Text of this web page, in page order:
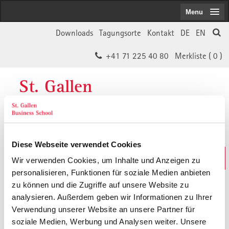
Diese Webseite verwendet Cookies
Wir verwenden Cookies, um Inhalte und Anzeigen zu
personalisieren, Funktionen für soziale Medien anbieten
zu können und die Zugriffe auf unsere Website zu
analysieren. Außerdem geben wir Informationen zu Ihrer
Verwendung unserer Website an unsere Partner für
soziale Medien, Werbung und Analysen weiter. Unsere
EN
DE
Kontakt
Tagungsorte
Downloads
Merkliste ( 0 )
+41 71 225 40 80
St. Gallen
Business School
Weiterbildungs-Suche
In 30 Sekunden das Passende finden
Menu
Der von Ihnen gesuchte Inhalt ist